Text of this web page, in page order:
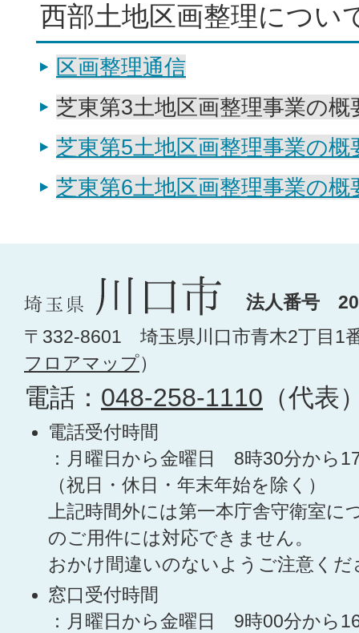
西部土地区画整理につい
区画整理通信
芝東第3土地区画整理事業の概
芝東第5土地区画整理事業の概
芝東第6土地区画整理事業の概
法人番号
〒332-8601 埼玉県川口市青木2丁目1
フロアマップ）
電話： 048-258-1110 （代表
電話受付時間
：月曜日から金曜日 8時30分から
（祝日・休日・年末年始を除く）
上記時間外には第一本庁舎守衛室に
のご用件には対応できません。
おかけ間違いのないようご注意くだ
窓口受付時間
：月曜日から金曜日 9時00分から